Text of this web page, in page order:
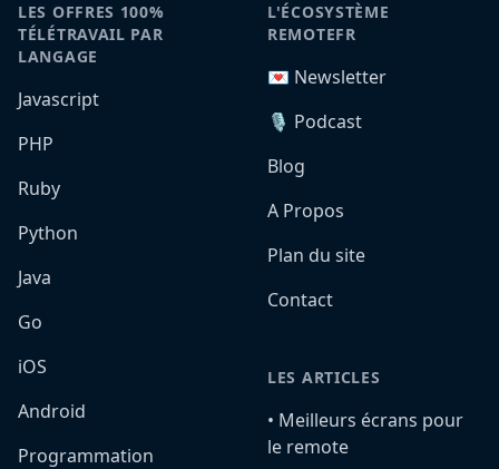
LES OFFRES 100%
TÉLÉTRAVAIL PAR
LANGAGE
Javascript
PHP
Ruby
Python
Java
Go
iOS
Android
Programmation
L'ÉCOSYSTÈME
REMOTEFR
💌 Newsletter
🎙️ Podcast
Blog
A Propos
Plan du site
Contact
LES ARTICLES
•️ Meilleurs écrans pour
le remote